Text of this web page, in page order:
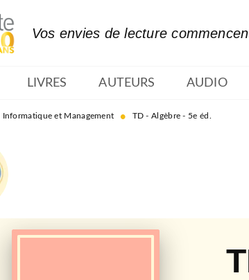
Vos envies de lecture
LIVRES AUTEURS AUDIO
Informatique et Management • TD - Algèbre - 5e éd.